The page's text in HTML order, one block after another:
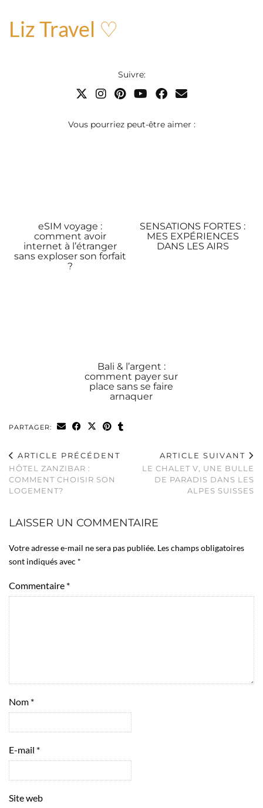
Liz Travel ♡
Suivre:
Vous pourriez peut-être aimer :
eSIM voyage :
comment avoir
internet à l’étranger
sans exploser son forfait
?
SENSATIONS FORTES :
MES EXPÉRIENCES
DANS LES AIRS
Bali & l’argent :
comment payer sur
place sans se faire
arnaquer
PARTAGER:
ARTICLE PRÉCÉDENT
HÔTEL ZANZIBAR :
COMMENT CHOISIR SON
LOGEMENT?
ARTICLE SUIVANT
LE CHALET V, UNE BULLE
DE PARADIS DANS LES
ALPES SUISSES
LAISSER UN COMMENTAIRE
Votre adresse e-mail ne sera pas publiée. Les champs obligatoires
sont indiqués avec *
Commentaire *
Nom *
E-mail *
Site web